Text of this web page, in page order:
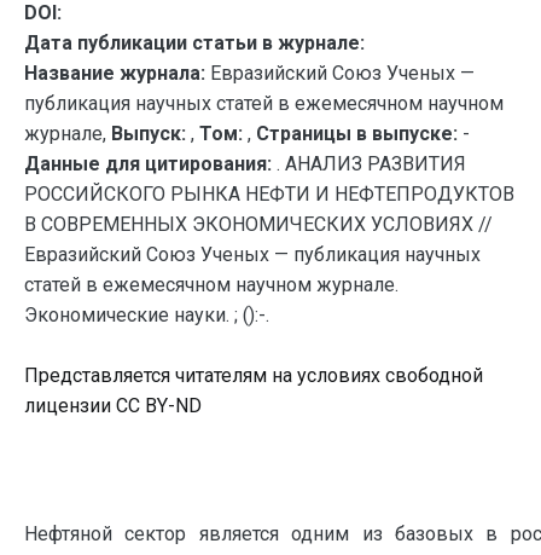
DOI:
Дата публикации статьи в журнале:
Название журнала: Евразийский Союз Ученых —
публикация научных статей в ежемесячном научном
журнале, Выпуск: , Том: , Страницы в выпуске: -
Данные для цитирования: . АНАЛИЗ РАЗВИТИЯ
РОССИЙСКОГО РЫНКА НЕФТИ И НЕФТЕПРОДУКТОВ
В СОВРЕМЕННЫХ ЭКОНОМИЧЕСКИХ УСЛОВИЯХ //
Евразийский Союз Ученых — публикация научных
статей в ежемесячном научном журнале.
Экономические науки. ; ():-.
Представляется читателям на условиях свободной
лицензии CC BY-ND
Нефтяной сектор является одним из базовых в